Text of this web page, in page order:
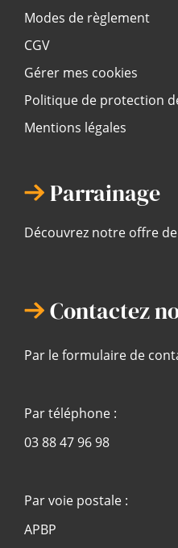
Modes de règlement
CGV
Gérer mes cookies
Politique de protection
Mentions légales
Parrainage
Découvrez notre offre
Contactez
Par le formulaire de
Par téléphone :
03 88 47 96 98
Par voie postale :
APBP